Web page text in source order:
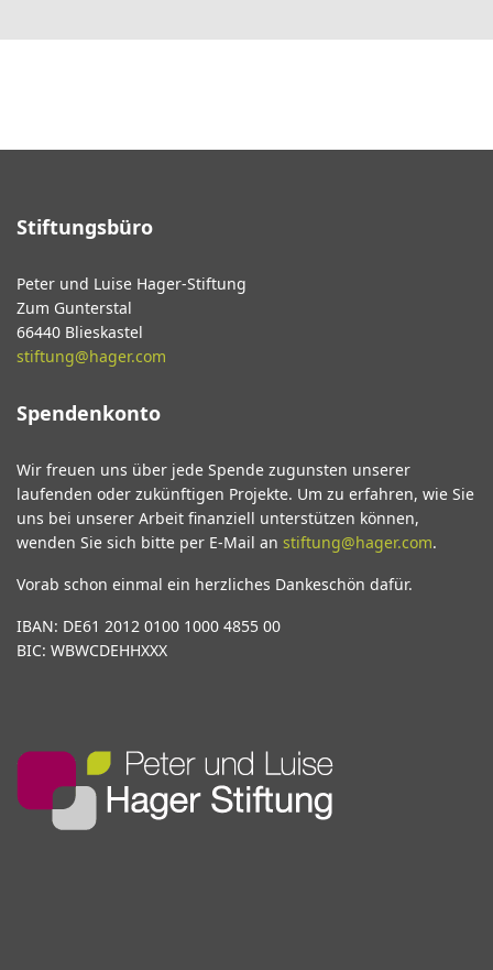
Stiftungsbüro
Peter und Luise Hager-Stiftung
Zum Gunterstal
66440 Blieskastel
stiftung@hager.com
Spendenkonto
Wir freuen uns über jede Spende zugunsten unserer
laufenden oder zukünftigen Projekte. Um zu erfahren, wie Sie
uns bei unserer Arbeit finanziell unterstützen können,
wenden Sie sich bitte per E-Mail an stiftung@hager.com.
Vorab schon einmal ein herzliches Dankeschön dafür.
IBAN: DE61 2012 0100 1000 4855 00
BIC: WBWCDEHHXXX